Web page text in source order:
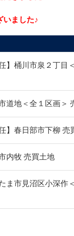
いました♪
】桶川市泉２丁目
道地＜全１区画＞
】春日部市下柳 売
内牧 売買土地
ま市見沼区小深作